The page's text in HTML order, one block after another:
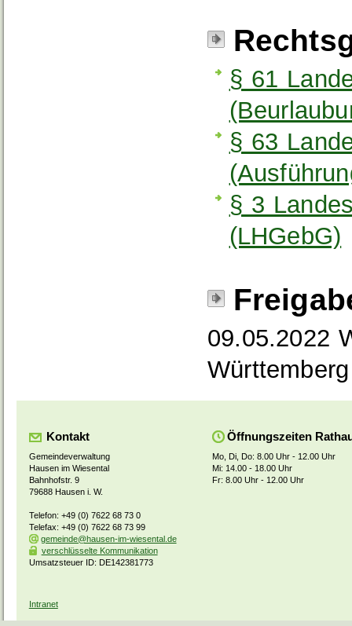
§ 61
§ 63
§ 3
(LHGebG)
09.05.2022
Württemberg
Kontakt
Gemeindeverwaltung
Hausen im Wiesental
Bahnhofstr. 9
79688 Hausen i. W.
Telefon: +49 (0) 7622 68 73 0
Telefax: +49 (0) 7622 68 73 99
gemeinde@hausen-im-wiesental.de
verschlüsselte Kommunikation
Umsatzsteuer ID: DE142381773
Öffnungszeiten
Mo, Di, Do: 8.00 Uhr - 12.00 Uhr
Mi: 14.00 - 18.00 Uhr
Fr: 8.00 Uhr - 12.00 Uhr
Intranet